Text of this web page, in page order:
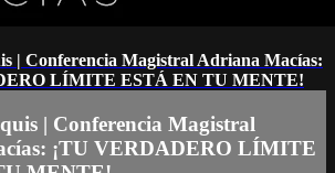
| Conferencia Magistral Adriana Macías:
LÍMITE ESTÁ EN TU MENTE!
| Conferencia Magistral
¡TU VERDADERO LÍMITE